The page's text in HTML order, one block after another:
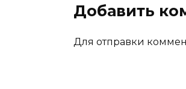
Добавить
Для отправки